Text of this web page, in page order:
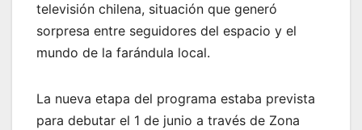
televisión chilena, situación que generó
sorpresa entre seguidores del espacio y el
mundo de la farándula local.
La nueva etapa del programa estaba prevista
para debutar el 1 de junio a través de Zona